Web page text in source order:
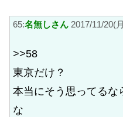
65:名無しさん 2017/11/20(
>>58
東京だけ？
本当にそう思ってるな
な